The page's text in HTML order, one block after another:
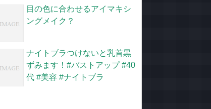
目の色に合わせるアイマキシ
ングメイク？
ナイトブラつけないと乳首黒
ずみます！#バストアップ #40
代 #美容 #ナイトブラ